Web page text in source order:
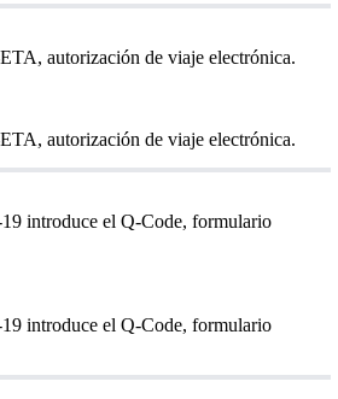
autorización de viaje electrónica.
autorización de viaje electrónica.
introduce el Q-Code, formulario
introduce el Q-Code, formulario